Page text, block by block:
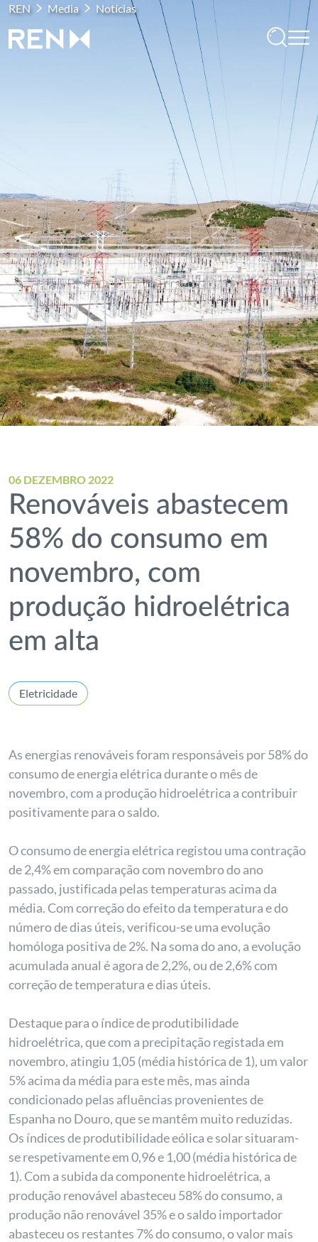
REN Media Notícias
06 DEZEMBRO 2022
Renováveis abastecem
58% do consumo em
novembro, com
produção hidroelétrica
em alta
Eletricidade
As energias renováveis foram responsáveis por 58% do
consumo de energia elétrica durante o mês de
novembro, com a produção hidroelétrica a contribuir
positivamente para o saldo.
O consumo de energia elétrica registou uma contração
de 2,4% em comparação com novembro do ano
passado, justificada pelas temperaturas acima da
média. Com correção do efeito da temperatura e do
número de dias úteis, verificou-se uma evolução
homóloga positiva de 2%. Na soma do ano, a evolução
acumulada anual é agora de 2,2%, ou de 2,6% com
correção de temperatura e dias úteis.
Destaque para o índice de produtibilidade
hidroelétrica, que com a precipitação registada em
novembro, atingiu 1,05 (média histórica de 1), um valor
5% acima da média para este mês, mas ainda
condicionado pelas afluências provenientes de
Espanha no Douro, que se mantêm muito reduzidas.
Os índices de produtibilidade eólica e solar situaram-
se respetivamente em 0,96 e 1,00 (média histórica de
1). Com a subida da componente hidroelétrica, a
produção renovável abasteceu 58% do consumo, a
produção não renovável 35% e o saldo importador
abasteceu os restantes 7% do consumo, o valor mais